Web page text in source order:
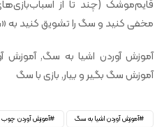
قایم‌موشک (چند تا از
مخفی کنید و سگ را تشویق کنید به
آموزش آوردن اشیا به سگ,
آموزش سگ بگیر و بیار, بازی با سگ
آموزش آوردن اشیا به سگ آموزش آوردن